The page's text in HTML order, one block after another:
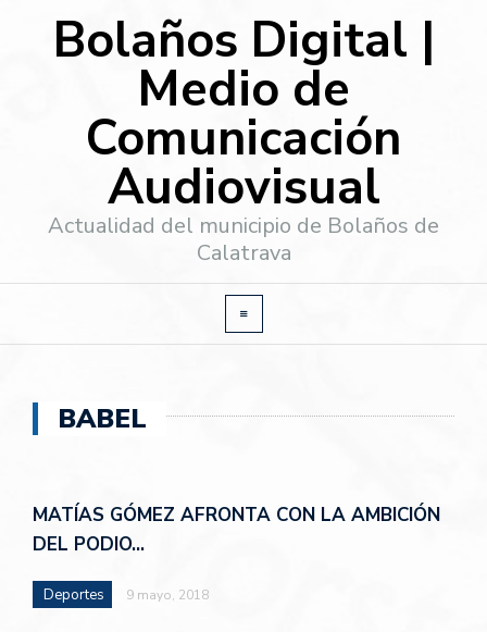
Bolaños Digital |
Medio de
Comunicación
Audiovisual
Actualidad del municipio de Bolaños de
Calatrava
BABEL
MATÍAS GÓMEZ AFRONTA CON LA AMBICIÓN
DEL PODIO…
Deportes 9 mayo, 2018